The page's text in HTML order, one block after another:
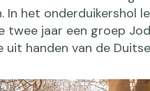
In het onderduikershol
twee jaar een groep
uit handen van de